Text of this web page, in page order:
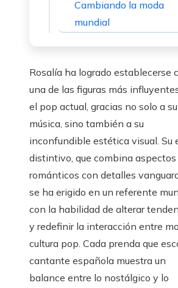
Cambiando la moda
mundial
Rosalía ha logrado establecerse
una de las figuras más
el pop actual, gracias no solo a su
música, sino también a su
inconfundible estética visual. Su
distintivo, que combina aspectos
románticos con detalles
se ha erigido en un referente
con la habilidad de alterar
y redefinir la interacción entre
cultura pop. Cada prenda que
cantante española muestra un
balance entre lo nostálgico y lo